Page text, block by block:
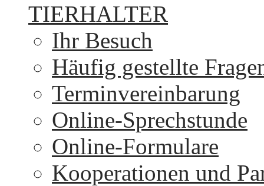
TIERHALTER
Ihr Besuch
Häufig gestellte
Terminvereinbarung
Online-Sprechstunde
Online-Formulare
Kooperationen und